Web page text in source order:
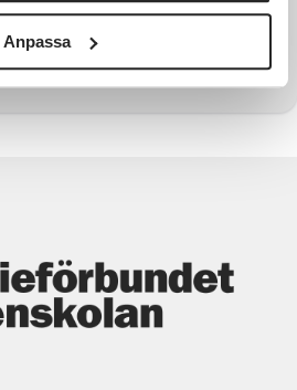
Anpassa
Västra Götaland